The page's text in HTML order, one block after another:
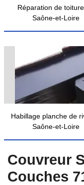
Réparation de
Saône-et-Loire
Habillage planche de
Saône-et-Loire
Couvreur
Couches